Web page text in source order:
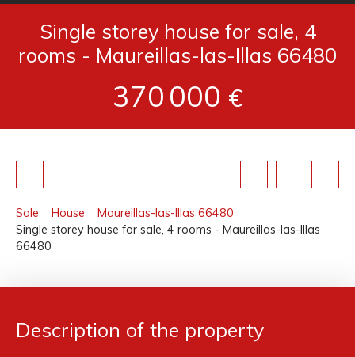
Single storey house for sale, 4
rooms - Maureillas-las-Illas 66480
370 000 €
Sale House
Maureillas-las-Illas 66480
Single storey house for sale, 4 rooms - Maureillas-las-Illas
66480
Description of the property